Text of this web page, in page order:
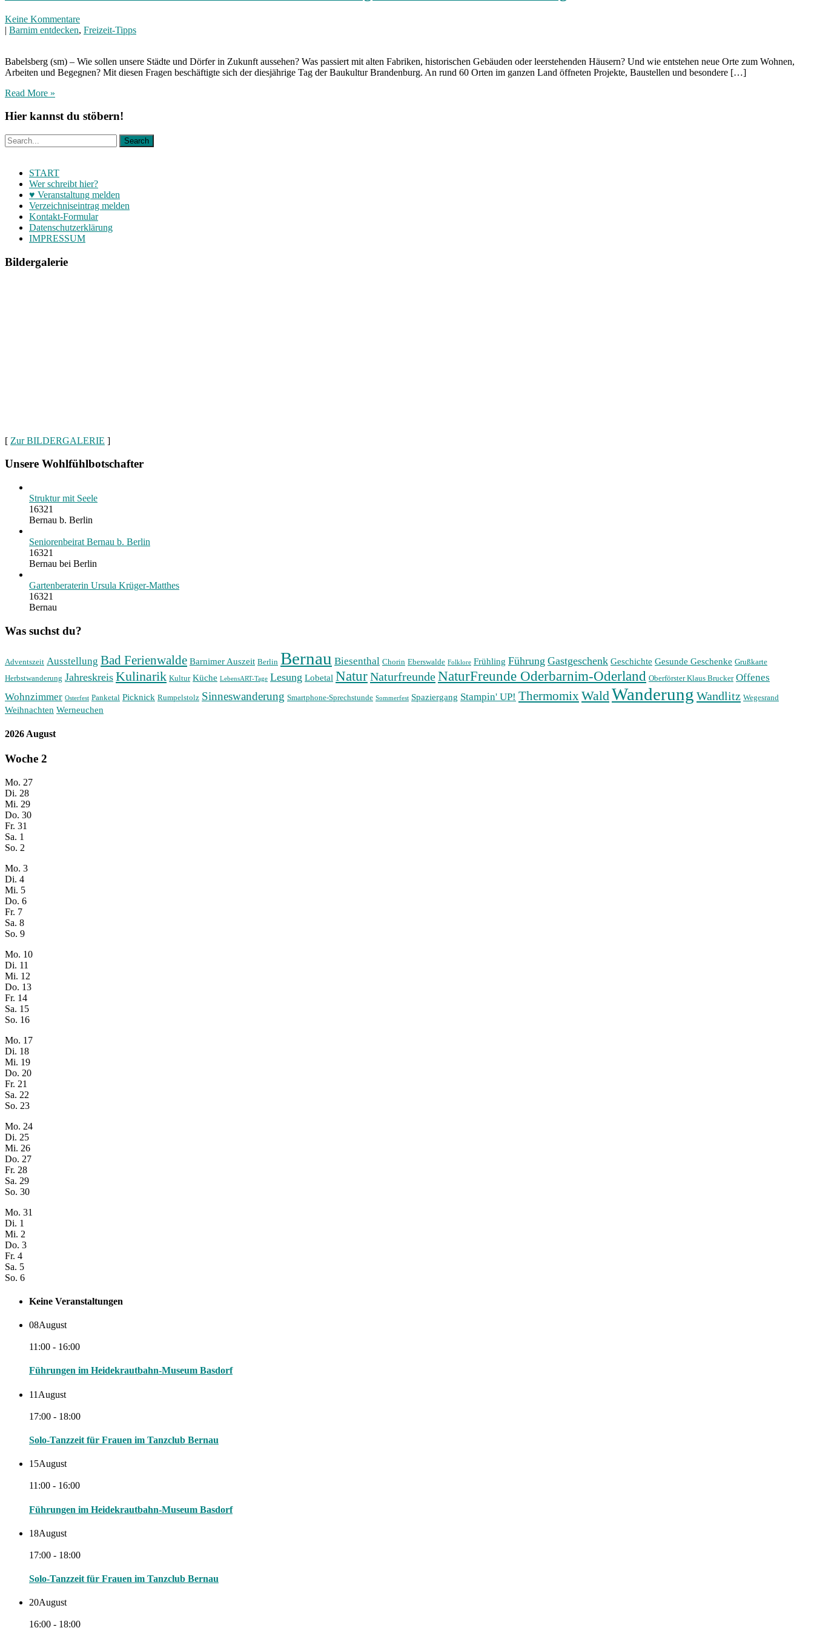
Keine Kommentare
| Barnim entdecken, Freizeit-Tipps
Babelsberg (sm) – Wie sollen unsere Städte und Dörfer in Zukunft aussehen? Was passiert mit alten Fabriken, historischen Gebäuden oder leerstehenden Häusern? Und wie entstehen neue Orte zum Wohnen,
Arbeiten und Begegnen? Mit diesen Fragen beschäftigte sich der diesjährige Tag der Baukultur Brandenburg. An rund 60 Orten im ganzen Land öffneten Projekte, Baustellen und besondere […]
Read More »
Hier kannst du stöbern!
START
Wer schreibt hier?
♥ Veranstaltung melden
Verzeichniseintrag melden
Kontakt-Formular
Datenschutzerklärung
IMPRESSUM
Bildergalerie
[ Zur BILDERGALERIE ]
Unsere Wohlfühlbotschafter
Struktur mit Seele
16321
Bernau b. Berlin
Seniorenbeirat Bernau b. Berlin
16321
Bernau bei Berlin
Gartenberaterin Ursula Krüger-Matthes
16321
Bernau
Was suchst du?
Adventszeit Ausstellung Bad Ferienwalde Barnimer Auszeit Berlin Bernau Biesenthal Chorin Eberswalde Folklore Frühling Führung Gastgeschenk Geschichte Gesunde Geschenke Grußkarte
Herbstwanderung Jahreskreis Kulinarik Kultur Küche LebensART-Tage Lesung Lobetal NaturNaturfreundeNaturFreunde Oderbarnim-Oderland Oberförster Klaus Brucker Offenes
Wohnzimmer Osterfest Panketal Picknick Rumpelstolz Sinneswanderung Smartphone-Sprechstunde Sommerfest Spaziergang Stampin' UP! ThermomixWaldWanderung Wandlitz Wegesrand
Weihnachten Werneuchen
2026 August
Woche 2
Mo. 27
Di. 28
Mi. 29
Do. 30
Fr. 31
Sa. 1
So. 2
Mo. 3
Di. 4
Mi. 5
Do. 6
Fr. 7
Sa. 8
So. 9
Mo. 10
Di. 11
Mi. 12
Do. 13
Fr. 14
Sa. 15
So. 16
Mo. 17
Di. 18
Mi. 19
Do. 20
Fr. 21
Sa. 22
So. 23
Mo. 24
Di. 25
Mi. 26
Do. 27
Fr. 28
Sa. 29
So. 30
Mo. 31
Di. 1
Mi. 2
Do. 3
Fr. 4
Sa. 5
So. 6
Keine Veranstaltungen
08August
11:00 - 16:00
Führungen im Heidekrautbahn-Museum Basdorf
11 August
17:00 - 18:00
Solo-Tanzzeit für Frauen im Tanzclub Bernau
15August
11:00 - 16:00
Führungen im Heidekrautbahn-Museum Basdorf
18August
17:00 - 18:00
Solo-Tanzzeit für Frauen im Tanzclub Bernau
20August
16:00 - 18:00